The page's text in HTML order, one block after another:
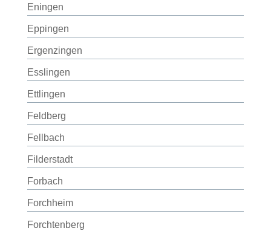
Eningen
Eppingen
Ergenzingen
Esslingen
Ettlingen
Feldberg
Fellbach
Filderstadt
Forbach
Forchheim
Forchtenberg